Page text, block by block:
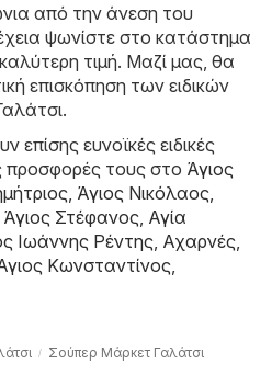
από την άνεση του
ψωνίστε στο κατάστημα
τιμή. Μαζί μας, θα
επισκόπηση των ειδικών
επίσης ευνοϊκές ειδικές
προσφορές τους στο Άγιος
Άγιος Νικόλαος
Άγιος Στέφανος Αγία
Ιωάννης Ρέντης Αχαρνές
Κωνσταντίνος
Σούπερ Μάρκετ Γαλάτσι